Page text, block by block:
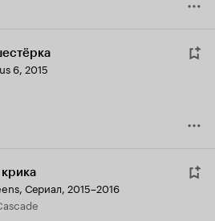
6, 2015
, Сериал, 2015–2016